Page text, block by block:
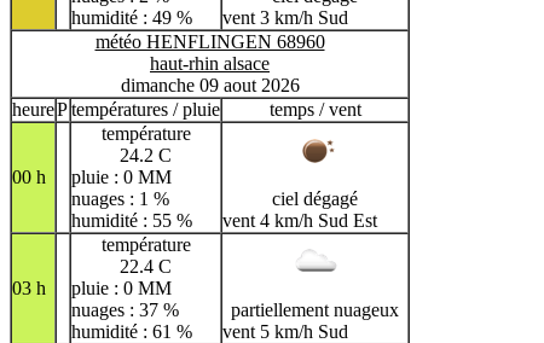
humidité : 49 %
vent 3 km/h Sud
météo HENFLINGEN 68960
haut-rhin alsace
dimanche 09 aout 2026
heurePtempératures / pluie temps / vent
00 h
température
24.2 C
pluie : 0 MM
nuages : 1 %
humidité : 55 %
ciel dégagé
vent 4 km/h Sud Est
03 h
température
22.4 C
pluie : 0 MM
nuages : 37 %
humidité : 61 %
partiellement nuageux
vent 5 km/h Sud